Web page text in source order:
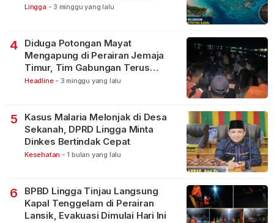
Lingga - 3 minggu yang lalu
4
Diduga Potongan Mayat
Mengapung di Perairan Jemaja
Timur, Tim Gabungan Terus
Lakukan Pencarian
Headline - 3 minggu yang lalu
5
Kasus Malaria Melonjak di Desa
Sekanah, DPRD Lingga Minta
Dinkes Bertindak Cepat
Kesehatan - 1 bulan yang lalu
6
BPBD Lingga Tinjau Langsung
Kapal Tenggelam di Perairan
Lansik, Evakuasi Dimulai Hari Ini